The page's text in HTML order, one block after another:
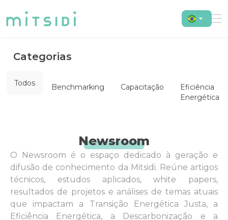
Categorias
Todos Benchmarking Capacitação
Eficiência
Energética
Newsroom
O Newsroom é o espaço dedicado à geração e
difusão de conhecimento da Mitsidi. Reúne artigos
técnicos, estudos aplicados, white papers,
resultados de projetos e análises de temas atuais
que impactam a Transição Energética Justa, a
Eficiência Energética, a Descarbonização e a